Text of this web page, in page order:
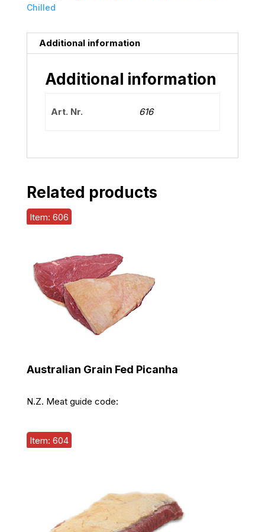
Chilled
Additional information
Additional information
Art. Nr. 616
Related products
Item: 606
Australian Grain Fed Picanha
N.Z. Meat guide code:
Item: 604